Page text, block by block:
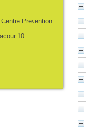
Prévention
10